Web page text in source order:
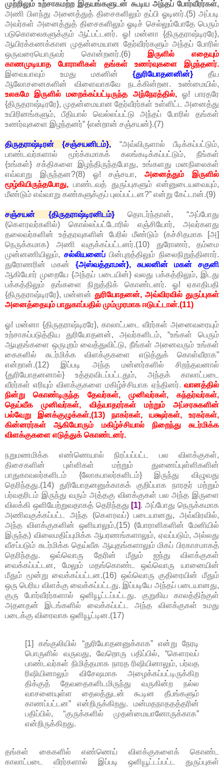
முற்றிலும் உற்சாகமற்ற இதயங்களுடன் கூடிய அந்தப் போர்வீரர்கள்,
அணி பிளந்து அனைத்துத் திசைகளிலும் தப்பி ஓடினர்.(5) அப்படி
அவர்கள் அனைத்துத் திசைகளிலும் ஓடிச் செல்லும்போதே பெரும்
படுகொலைகளுக்கும் ஆட்பட்டனர். ஓ! மன்னா {திருதராஷ்டிரரே},
ஆயிரக்கணக்கான முதன்மையான தேர்வீரர்களும் அந்தப் போரில்
ஒருவரையொருவர் கொன்றனர்.(6) இருளில் எதையும்
காணமுடியாத போராளிகள் தங்கள் உணர்வுகளை இழந்தனர்.
இவையாவும் உமது மகனின்{துரியோதனனின்} தீய
ஆலோசனைகளின் விளைவாகவே நடக்கின்றன. உண்மையில்,
உலகமே இருளில் மறைக்கப்பட்டிருந்த அந்நேரத்தில்,ஓ! பாரதரே
{திருதராஷ்டிரரே}, முதன்மையான தேர்வீரர்கள் உள்ளிட்ட அனைத்து
உயிரினங்களும், பீதியால் வெல்லப்பட்டு அந்தப் போரில் தங்கள்
உணர்வுகளை இழந்தனர்” {என்றான் சஞ்சயன்}.(7)
திருதராஷ்டிரன் {சஞ்சயனிடம்}, “அவ்விருளால் பீடிக்கப்பட்டும்,
பாண்டவர்களால் மூர்க்கமாகக் கலங்கடிக்கப்பட்டும், நீங்கள்
{உங்கள்} சக்திகளை இழந்திருந்தபோது, உங்களது மனநிலைகள்
எவ்வாறு இருந்தன?(8) ஓ! சஞ்சயா,அனைத்தும் இருளில்
மூழ்கியிருந்தபோது, பாண்டவத் துருப்புகளும் என்னுடையவையும்,
மீண்டும் எவ்வாறு கண்களுக்குப் புலப்பட்டன?” என்று கேட்டான்.(9)
சஞ்சயன் {திருதராஷ்டிரனிடம்}தொடர்ந்தான், “அப்போது
(கௌரவர்களில்) கொல்லப்பட்டோரில் எஞ்சியோர், அவர்களது
தலைவர்களின் உத்தரவுகளின் பேரில் மீண்டும் (கச்சிதமாக [அ]
நெருக்கமாக) அணி வகுக்கப்பட்டனர்.(10) துரோணர், தம்மை
முன்னணியிலும், சல்லியனைப்பின்புறத்திலும் நிலைநிறுத்தினார்.
துரோணரின் மகன் {அஸ்வத்தாமன்}, சுபலனின் மகன் சகுனி
ஆகியோர் முறையே {அந்தப் படையின்} வலது பக்கத்திலும், இடது
பக்கத்திலும் தங்களை நிறுத்திக் கொண்டனர். ஓ! ஏகாதிபதி
{திருதராஷ்டிரரே}, மன்னன் துரியோதனன், அவ்விரவில் துருப்புகள்
அனைத்தையும் பாதுகாப்பதில் மும்முரமாக ஈடுபட்டான்.(11)
ஓ! மன்னா {திருதராஷ்டிரரே}, காலாட்படை வீரர்கள் அனைவரையும்
உற்சாகப்படுத்திய துரியோதனன், அவர்களிடம், “உங்கள் பெரும்
ஆயுதங்களை ஒருபுறம் வைத்துவிட்டு, நீங்கள் அனைவரும் உங்கள்
கைகளில் சுடர்மிக்க விளக்குகளை எடுத்துக் கொள்வீராக”
என்றான்.(12) இப்படி அந்த மன்னர்களில் சிறந்தவனால்
{துரியோதனனால்} உத்தரவிடப்பட்டதும், அந்தக் காலாட்படை
வீரர்கள் எரியும் விளக்குகளை மகிழ்ச்சியாக ஏந்தினர். வானத்தில்
நின்று கொண்டிருந்த தேவர்கள், முனிவர்கள், கந்தர்வர்கள்,
தெய்வீக முனிவர்கள், வித்யாதரர்கள் மற்றும் அப்சரசுகளின்
பல்வேறு இனக்குழுக்கள்,(13) நாகர்கள், யக்ஷர்கள், உரகர்கள்,
கின்னரர்கள் ஆகியோரும் மகிழ்ச்சியால் நிறைந்து சுடர்மிக்க
விளக்குகளை எடுத்துக் கொண்டனர்.
நறுமணமிக்க எண்ணெயால் நிரப்பப்பட்ட பல விளக்குகள்,
திசைகளின் புள்ளிகள் மற்றும் துணைப்புள்ளிகளின்
பாதுகாவலர்களிடம் {லோகபாலர்களிடம்} இருந்து விழுவது
தெரிந்தது.(14) துரியோதனனுக்காகக் குறிப்பாக நாரதர் மற்றும்
பர்வதரிடம் இருந்து வரும் அத்தகு விளக்குகள் பல அந்த இருளை
விலக்கி ஒளியேற்றுவதாகத் தெரிந்தது [1]. அப்போது நெருக்கமாக
அணிவகுக்கப்பட்ட அந்த (கௌரவப்) படையானது, அவ்விரவில்,
அந்த விளக்குகளின் ஒளியாலும்,(15) (போராளிகளின் மேனியில்
இருந்த) விலைமதிப்புமிக்க ஆபரணங்களாலும், ஏவப்படும், அல்லது
வீசப்படும் சுடர்மிக்க தெய்வீக ஆயுதங்களாலும் மிகப் பிரகாசமாகத்
தெரிந்தது. ஒவ்வொரு தேரின் மீதும் ஐந்து விளக்குகள்
வைக்கப்பட்டன, மேலும் மதங்கொண்ட ஒவ்வொரு யானையின்
மீதும் மூன்று வைக்கப்பட்டன.(16) ஒவ்வொரு குதிரையின் மீதும்
ஒரு பெரிய விளக்கு வைக்கப்பட்டது. இப்படியே அந்தப் படையானது,
குரு போர்வீரர்களால் ஒளியூட்டப்பட்டது. குறுகிய காலத்திற்குள்
அதனதன் இடங்களில் வைக்கப்பட்ட அந்த விளக்குகள் உமது
படைக்கு விரைவாக ஒளியூட்டின.(17)
[1] கங்குலியில் “துரியோதனனுக்காக” என்று நேரடி
பொருளில் வருவது, வேறொரு பதிப்பில், “கௌரவப்
பாண்டவர்கள் நிமித்தமாக நாரத ரிஷியினாலும், பர்வத
ரிஷியினாலும் விசேஷமாக அழைக்கப்பட்டிருக்கிற
திக்குத் தேவதைகளிடமிருந்து வருகின்ற நல்ல
வாசனையுள்ள தைலத்துடன் கூடின தீபங்களும்
காணப்பட்டன” என்றிருக்கிறது. மன்மதநாததத்தரின்
பதிப்பில், “குருக்களில் முதன்மையானோருக்காக”
என்றிருக்கிறது.
தங்கள் கைகளில் எண்ணெய் விளக்குகளைக் கொண்ட
காலாட்படை வீரர்களால் இப்படி ஒளியூட்டப்பட்ட துருப்புகள்